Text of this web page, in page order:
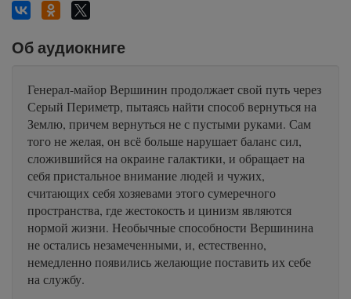
Об аудиокниге
Генерал-майор Вершинин продолжает свой путь через
Серый Периметр, пытаясь найти способ вернуться на
Землю, причем вернуться не с пустыми руками. Сам
того не желая, он всё больше нарушает баланс сил,
сложившийся на окраине галактики, и обращает на
себя пристальное внимание людей и чужих,
считающих себя хозяевами этого сумеречного
пространства, где жестокость и цинизм являются
нормой жизни. Необычные способности Вершинина
не остались незамеченными, и, естественно,
немедленно появились желающие поставить их себе
на службу.